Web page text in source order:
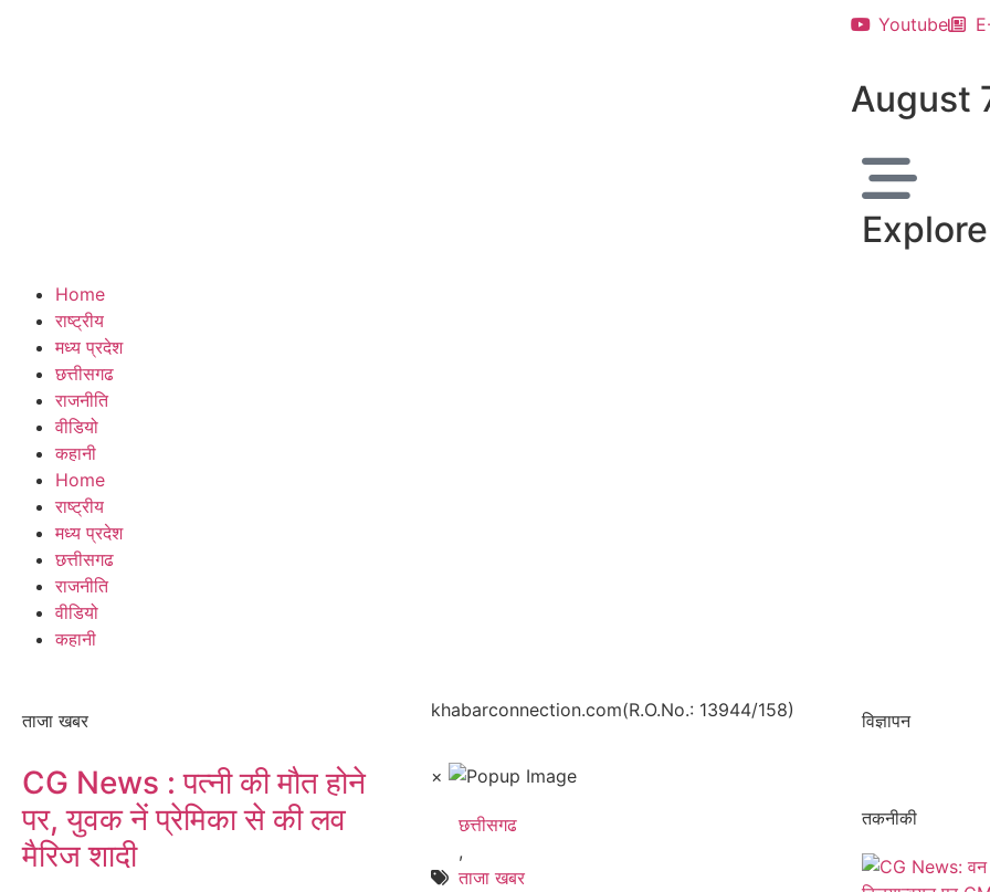
Youtube
August
Explore
Home
राष्ट्रीय
मध्य प्रदेश
छत्तीसगढ
राजनीति
वीडियो
कहानी
Home
राष्ट्रीय
मध्य प्रदेश
छत्तीसगढ
राजनीति
वीडियो
कहानी
ताजा खबर
CG News : पत्नी की मौत होने
पर, युवक नें प्रेमिका से की लव
मैरिज शादी
khabarconnection.com(R.O.No.: 13944/158)
×
छत्तीसगढ
,
ताजा खबर
विज्ञापन
तकनीकी